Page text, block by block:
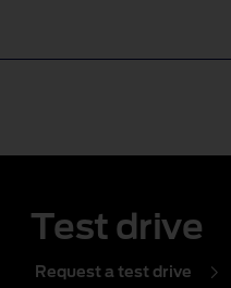
Test drive
Request a test drive